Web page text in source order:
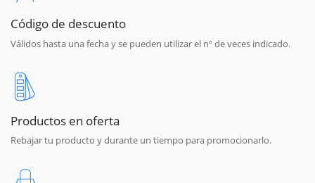
Código de descuento
Válidos hasta una fecha y se pueden utilizar el nº de veces indicado.
Productos en oferta
Rebajar tu producto y durante un tiempo para promocionarlo.